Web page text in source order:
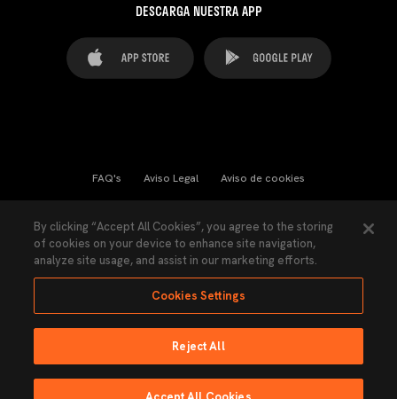
DESCARGA NUESTRA APP
FAQ's Aviso Legal Aviso de cookies
Ley Transparencia Política de Privacidad
Accesibilidad
Ninguna parte de esta página puede ser reproducida sin el permiso del Valencia
By clicking “Accept All Cookies”, you agree to the storing
of cookies on your device to enhance site navigation,
analyze site usage, and assist in our marketing efforts.
Cookies Settings
Reject All